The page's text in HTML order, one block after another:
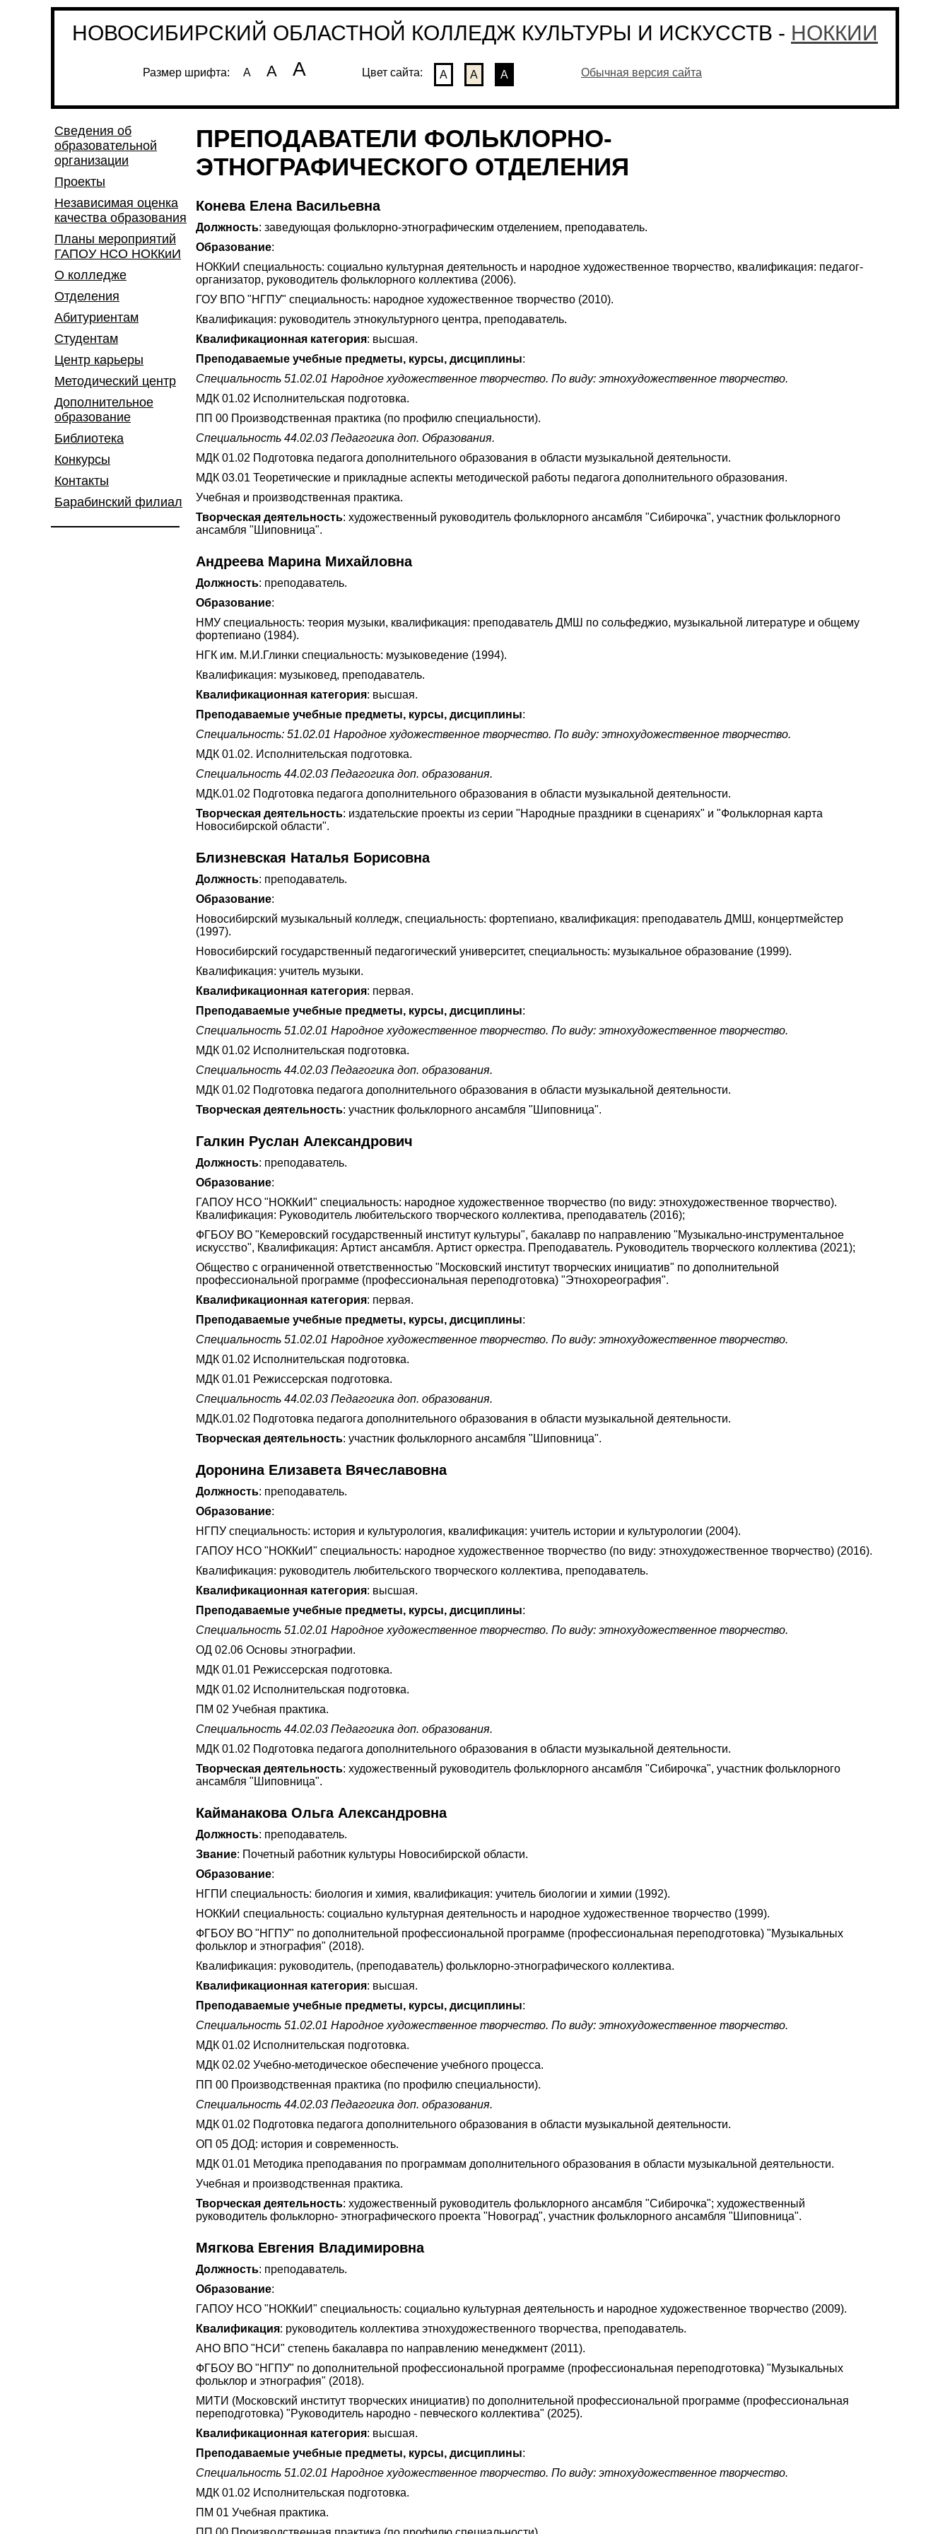
НОВОСИБИРСКИЙ ОБЛАСТНОЙ КОЛЛЕДЖ КУЛЬТУРЫ И ИСКУССТВ - НОККИИ
Размер шрифта: А А А Цвет сайта: А А А Обычная версия сайта
Сведения об
образовательной
организации
Проекты
Независимая оценка
качества образования
Планы мероприятий
ГАПОУ НСО НОККиИ
О колледже
Отделения
Абитуриентам
Студентам
Центр карьеры
Методический центр
Дополнительное
образование
Библиотека
Конкурсы
Контакты
Барабинский филиал
ПРЕПОДАВАТЕЛИ ФОЛЬКЛОРНО-
ЭТНОГРАФИЧЕСКОГО ОТДЕЛЕНИЯ
Конева Елена Васильевна
Должность: заведующая фольклорно-этнографическим отделением, преподаватель.
Образование:
НОККиИ специальность: социально культурная деятельность и народное художественное творчество, квалификация: педагог-
организатор, руководитель фольклорного коллектива (2006).
ГОУ ВПО "НГПУ" специальность: народное художественное творчество (2010).
Квалификация: руководитель этнокультурного центра, преподаватель.
Квалификационная категория: высшая.
Преподаваемые учебные предметы, курсы, дисциплины:
Специальность 51.02.01 Народное художественное творчество. По виду: этнохудожественное творчество.
МДК 01.02 Исполнительская подготовка.
ПП 00 Производственная практика (по профилю специальности).
Специальность 44.02.03 Педагогика доп. Образования.
МДК 01.02 Подготовка педагога дополнительного образования в области музыкальной деятельности.
МДК 03.01 Теоретические и прикладные аспекты методической работы педагога дополнительного образования.
Учебная и производственная практика.
Творческая деятельность: художественный руководитель фольклорного ансамбля "Сибирочка", участник фольклорного
ансамбля "Шиповница".
Андреева Марина Михайловна
Должность: преподаватель.
Образование:
НМУ специальность: теория музыки, квалификация: преподаватель ДМШ по сольфеджио, музыкальной литературе и общему
фортепиано (1984).
НГК им. М.И.Глинки специальность: музыковедение (1994).
Квалификация: музыковед, преподаватель.
Квалификационная категория: высшая.
Преподаваемые учебные предметы, курсы, дисциплины:
Специальность: 51.02.01 Народное художественное творчество. По виду: этнохудожественное творчество.
МДК 01.02. Исполнительская подготовка.
Специальность 44.02.03 Педагогика доп. образования.
МДК.01.02 Подготовка педагога дополнительного образования в области музыкальной деятельности.
Творческая деятельность: издательские проекты из серии "Народные праздники в сценариях" и "Фольклорная карта
Новосибирской области".
Близневская Наталья Борисовна
Должность: преподаватель.
Образование:
Новосибирский музыкальный колледж, специальность: фортепиано, квалификация: преподаватель ДМШ, концертмейстер
(1997).
Новосибирский государственный педагогический университет, специальность: музыкальное образование (1999).
Квалификация: учитель музыки.
Квалификационная категория: первая.
Преподаваемые учебные предметы, курсы, дисциплины:
Специальность 51.02.01 Народное художественное творчество. По виду: этнохудожественное творчество.
МДК 01.02 Исполнительская подготовка.
Специальность 44.02.03 Педагогика доп. образования.
МДК 01.02 Подготовка педагога дополнительного образования в области музыкальной деятельности.
Творческая деятельность: участник фольклорного ансамбля "Шиповница".
Галкин Руслан Александрович
Должность: преподаватель.
Образование:
ГАПОУ НСО "НОККиИ" специальность: народное художественное творчество (по виду: этнохудожественное творчество).
Квалификация: Руководитель любительского творческого коллектива, преподаватель (2016);
ФГБОУ ВО "Кемеровский государственный институт культуры", бакалавр по направлению "Музыкально-инструментальное
искусство", Квалификация: Артист ансамбля. Артист оркестра. Преподаватель. Руководитель творческого коллектива (2021);
Общество с ограниченной ответственностью "Московский институт творческих инициатив" по дополнительной
профессиональной программе (профессиональная переподготовка) "Этнохореография".
Квалификационная категория: первая.
Преподаваемые учебные предметы, курсы, дисциплины:
Специальность 51.02.01 Народное художественное творчество. По виду: этнохудожественное творчество.
МДК 01.02 Исполнительская подготовка.
МДК 01.01 Режиссерская подготовка.
Специальность 44.02.03 Педагогика доп. образования.
МДК.01.02 Подготовка педагога дополнительного образования в области музыкальной деятельности.
Творческая деятельность: участник фольклорного ансамбля "Шиповница".
Доронина Елизавета Вячеславовна
Должность: преподаватель.
Образование:
НГПУ специальность: история и культурология, квалификация: учитель истории и культурологии (2004).
ГАПОУ НСО "НОККиИ" специальность: народное художественное творчество (по виду: этнохудожественное творчество) (2016).
Квалификация: руководитель любительского творческого коллектива, преподаватель.
Квалификационная категория: высшая.
Преподаваемые учебные предметы, курсы, дисциплины:
Специальность 51.02.01 Народное художественное творчество. По виду: этнохудожественное творчество.
ОД 02.06 Основы этнографии.
МДК 01.01 Режиссерская подготовка.
МДК 01.02 Исполнительская подготовка.
ПМ 02 Учебная практика.
Специальность 44.02.03 Педагогика доп. образования.
МДК 01.02 Подготовка педагога дополнительного образования в области музыкальной деятельности.
Творческая деятельность: художественный руководитель фольклорного ансамбля "Сибирочка", участник фольклорного
ансамбля "Шиповница".
Кайманакова Ольга Александровна
Должность: преподаватель.
Звание: Почетный работник культуры Новосибирской области.
Образование:
НГПИ специальность: биология и химия, квалификация: учитель биологии и химии (1992).
НОККиИ специальность: социально культурная деятельность и народное художественное творчество (1999).
ФГБОУ ВО "НГПУ" по дополнительной профессиональной программе (профессиональная переподготовка) "Музыкальных
фольклор и этнография" (2018).
Квалификация: руководитель, (преподаватель) фольклорно-этнографического коллектива.
Квалификационная категория: высшая.
Преподаваемые учебные предметы, курсы, дисциплины:
Специальность 51.02.01 Народное художественное творчество. По виду: этнохудожественное творчество.
МДК 01.02 Исполнительская подготовка.
МДК 02.02 Учебно-методическое обеспечение учебного процесса.
ПП 00 Производственная практика (по профилю специальности).
Специальность 44.02.03 Педагогика доп. образования.
МДК 01.02 Подготовка педагога дополнительного образования в области музыкальной деятельности.
ОП 05 ДОД: история и cовременность.
МДК 01.01 Методика преподавания по программам дополнительного образования в области музыкальной деятельности.
Учебная и производственная практика.
Творческая деятельность: художественный руководитель фольклорного ансамбля "Сибирочка"; художественный
руководитель фольклорно- этнографического проекта "Новоград", участник фольклорного ансамбля "Шиповница".
Мягкова Евгения Владимировна
Должность: преподаватель.
Образование:
ГАПОУ НСО "НОККиИ" специальность: социально культурная деятельность и народное художественное творчество (2009).
Квалификация: руководитель коллектива этнохудожественного творчества, преподаватель.
АНО ВПО "НСИ" степень бакалавра по направлению менеджмент (2011).
ФГБОУ ВО "НГПУ" по дополнительной профессиональной программе (профессиональная переподготовка) "Музыкальных
фольклор и этнография" (2018).
МИТИ (Московский институт творческих инициатив) по дополнительной профессиональной программе (профессиональная
переподготовка) "Руководитель народно - певческого коллектива" (2025).
Квалификационная категория: высшая.
Преподаваемые учебные предметы, курсы, дисциплины:
Специальность 51.02.01 Народное художественное творчество. По виду: этнохудожественное творчество.
МДК 01.02 Исполнительская подготовка.
ПМ 01 Учебная практика.